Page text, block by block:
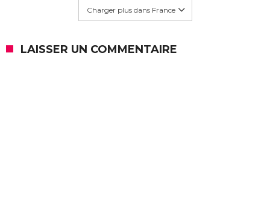
Charger plus dans France
LAISSER UN COMMENTAIRE